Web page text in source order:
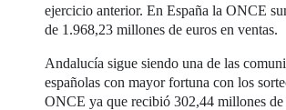
ejercicio anterior. En España la ONCE
de 1.968,23 millones de euros en ventas.
Andalucía sigue siendo una de las
españolas con mayor fortuna con los
ONCE ya que recibió 302,44 millones de